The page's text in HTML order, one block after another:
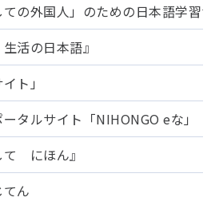
ての外国人」のための日本語学
活の日本語』
ト」
タルサイト「NIHONGO eな」
て にほん』
ん